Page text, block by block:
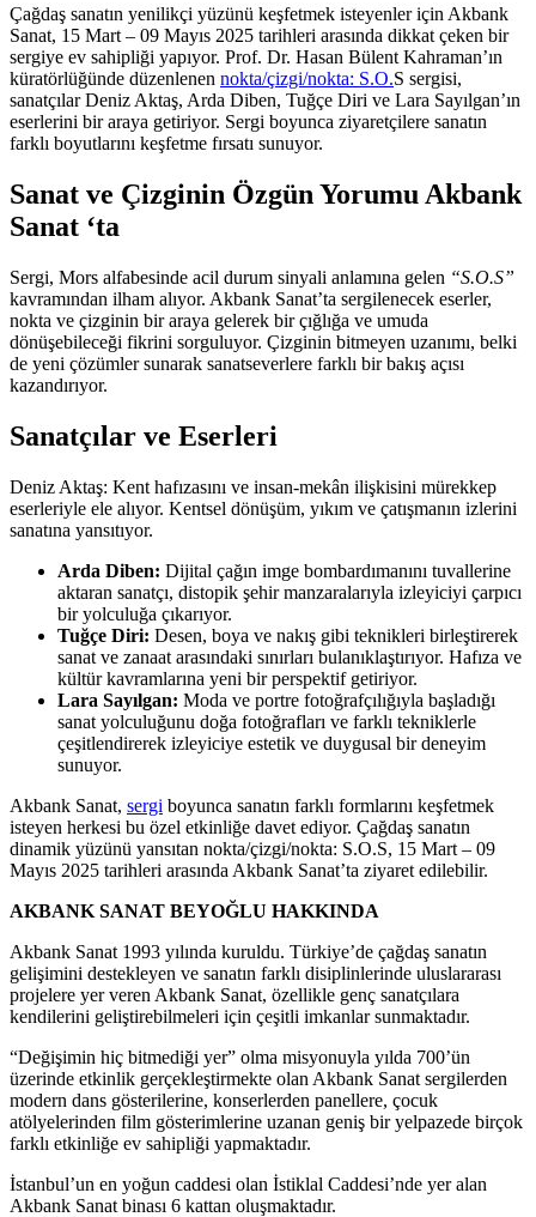
Çağdaş sanatın yenilikçi yüzünü keşfetmek isteyenler için Akbank
Sanat, 15 Mart – 09 Mayıs 2025 tarihleri arasında dikkat çeken bir
sergiye ev sahipliği yapıyor. Prof. Dr. Hasan Bülent Kahraman’ın
küratörlüğünde düzenlenen nokta/çizgi/nokta: S.O.S sergisi,
sanatçılar Deniz Aktaş, Arda Diben, Tuğçe Diri ve Lara Sayılgan’ın
eserlerini bir araya getiriyor. Sergi boyunca ziyaretçilere sanatın
farklı boyutlarını keşfetme fırsatı sunuyor.
Sanat ve Çizginin Özgün Yorumu Akbank
Sanat ‘ta
Sergi, Mors alfabesinde acil durum sinyali anlamına gelen “S.O.S”
kavramından ilham alıyor. Akbank Sanat’ta sergilenecek eserler,
nokta ve çizginin bir araya gelerek bir çığlığa ve umuda
dönüşebileceği fikrini sorguluyor. Çizginin bitmeyen uzanımı, belki
de yeni çözümler sunarak sanatseverlere farklı bir bakış açısı
kazandırıyor.
Sanatçılar ve Eserleri
Deniz Aktaş: Kent hafızasını ve insan-mekân ilişkisini mürekkep
eserleriyle ele alıyor. Kentsel dönüşüm, yıkım ve çatışmanın izlerini
sanatına yansıtıyor.
Arda Diben: Dijital çağın imge bombardımanını tuvallerine
aktaran sanatçı, distopik şehir manzaralarıyla izleyiciyi çarpıcı
bir yolculuğa çıkarıyor.
Tuğçe Diri: Desen, boya ve nakış gibi teknikleri birleştirerek
sanat ve zanaat arasındaki sınırları bulanıklaştırıyor. Hafıza ve
kültür kavramlarına yeni bir perspektif getiriyor.
Lara Sayılgan: Moda ve portre fotoğrafçılığıyla başladığı
sanat yolculuğunu doğa fotoğrafları ve farklı tekniklerle
çeşitlendirerek izleyiciye estetik ve duygusal bir deneyim
sunuyor.
Akbank Sanat, sergi boyunca sanatın farklı formlarını keşfetmek
isteyen herkesi bu özel etkinliğe davet ediyor. Çağdaş sanatın
dinamik yüzünü yansıtan nokta/çizgi/nokta: S.O.S, 15 Mart – 09
Mayıs 2025 tarihleri arasında Akbank Sanat’ta ziyaret edilebilir.
AKBANK SANAT BEYOĞLU HAKKINDA
Akbank Sanat 1993 yılında kuruldu. Türkiye’de çağdaş sanatın
gelişimini destekleyen ve sanatın farklı disiplinlerinde uluslararası
projelere yer veren Akbank Sanat, özellikle genç sanatçılara
kendilerini geliştirebilmeleri için çeşitli imkanlar sunmaktadır.
“Değişimin hiç bitmediği yer” olma misyonuyla yılda 700’ün
üzerinde etkinlik gerçekleştirmekte olan Akbank Sanat sergilerden
modern dans gösterilerine, konserlerden panellere, çocuk
atölyelerinden film gösterimlerine uzanan geniş bir yelpazede birçok
farklı etkinliğe ev sahipliği yapmaktadır.
İstanbul’un en yoğun caddesi olan İstiklal Caddesi’nde yer alan
Akbank Sanat binası 6 kattan oluşmaktadır.